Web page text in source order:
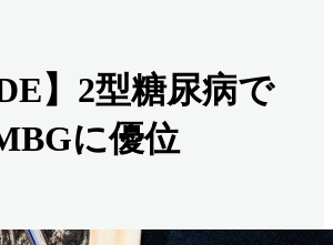
】2型糖尿病で
に優位